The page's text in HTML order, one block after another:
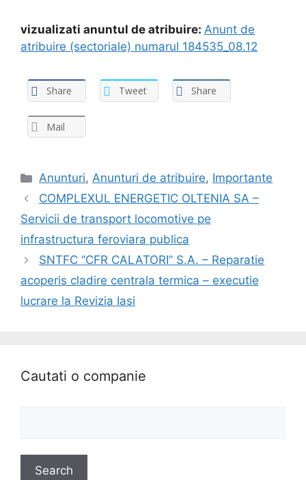
vizualizati anuntul de atribuire: Anunt de
atribuire (sectoriale) numarul 184535_08.12
Share Tweet Share
Mail
Anunturi,Anunturi de atribuire, Importante
COMPLEXUL ENERGETIC OLTENIA SA –
Servicii de transport locomotive pe
infrastructura feroviara publica
SNTFC “CFR CALATORI” S.A. – Reparatie
acoperis cladire centrala termica – executie
lucrare la Revizia Iasi
Cautati o companie